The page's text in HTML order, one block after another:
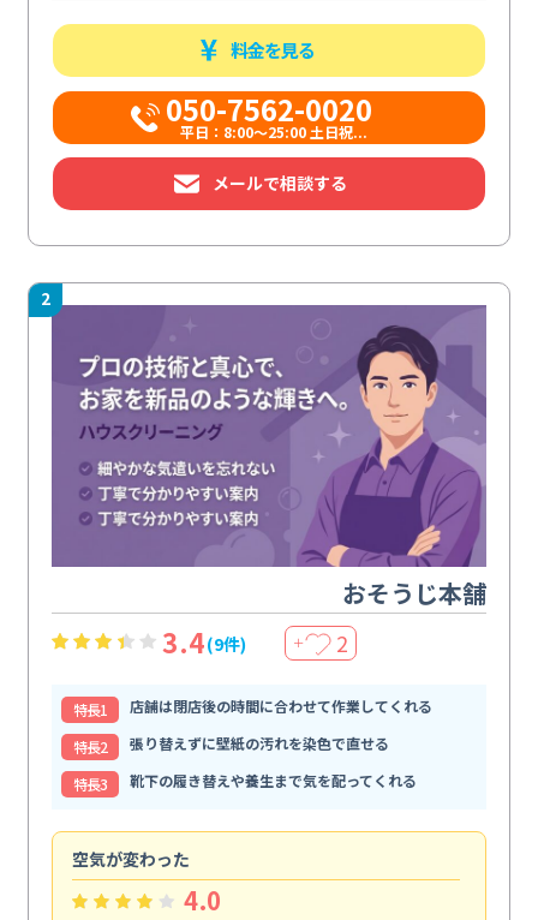
料金を見る
050-7562-0020
平日：8:00〜25:00 土日祝...
メールで相談する
2
おそうじ本舗
3.4(9件) ＋ 2
特⻑1
店舗は閉店後の時間に合わせて作業してくれる
特⻑2
張り替えずに壁紙の汚れを染色で直せる
特⻑3
靴下の履き替えや養生まで気を配ってくれる
空気が変わった
4.0